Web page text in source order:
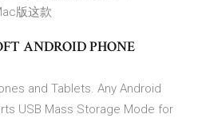
版这款
ANDROID PHONE
and Tablets. Any Android
USB Mass Storage Mode for